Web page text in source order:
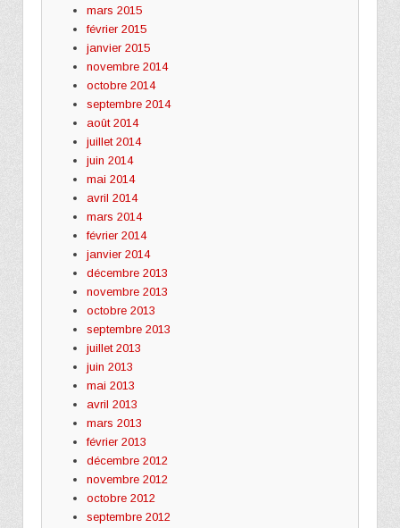
mars 2015
février 2015
janvier 2015
novembre 2014
octobre 2014
septembre 2014
août 2014
juillet 2014
juin 2014
mai 2014
avril 2014
mars 2014
février 2014
janvier 2014
décembre 2013
novembre 2013
octobre 2013
septembre 2013
juillet 2013
juin 2013
mai 2013
avril 2013
mars 2013
février 2013
décembre 2012
novembre 2012
octobre 2012
septembre 2012